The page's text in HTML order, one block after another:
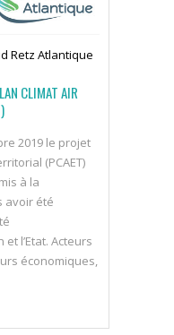
Retz Atlantique
CLIMAT AIR
2019 le projet
(PCAET)
à la
avoir été
l’Etat. Acteurs
économiques,